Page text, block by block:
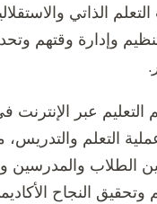
الذاتي
وإدارة وقتهم
التعليم عبر
التعلم والتدريس،
الطلاب
النجاح